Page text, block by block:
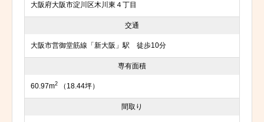
大阪府大阪市淀川区木川東４丁目
交通
大阪市営御堂筋線「新大阪」駅 徒歩10分
専有面積
60.97m2 （18.44坪）
間取り